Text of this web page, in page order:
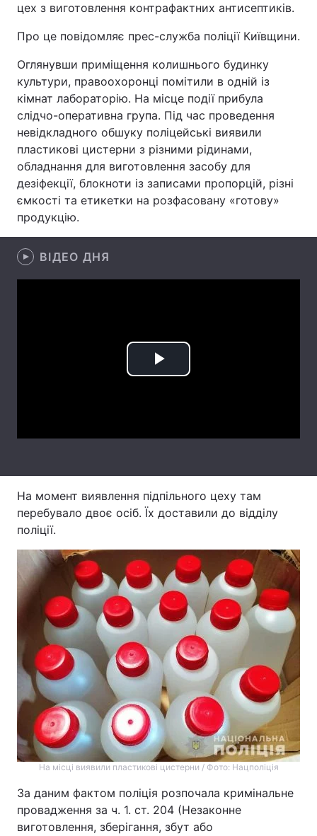
Економіка Світ
Спорт Наука
Техно і зв'язок Лайт
Зброя Інциденти
Здоров'я Туризм
Цікавинки Погода
Екологія
Лонгріди
Тема оформлення
цех з виготовлення контрафактних антисептиків.
Про це повідомляє прес-служба поліції Київщини.
Оглянувши приміщення колишнього будинку
культури, правоохоронці помітили в одній із
кімнат лабораторію. На місце події прибула
слідчо-оперативна група. Під час проведення
невідкладного обшуку поліцейські виявили
пластикові цистерни з різними рідинами,
обладнання для виготовлення засобу для
дезіфекції, блокноти із записами пропорцій, різні
ємкості та етикетки на розфасовану «готову»
продукцію.
ВІДЕО ДНЯ
Play
На момент виявлення підпільного цеху там
перебувало двоє осіб. Їх доставили до відділу
поліції.
На місці виявили пластикові цистерни / Фото: Нацполіція
За даним фактом поліція розпочала кримінальне
провадження за ч. 1. ст. 204 (Незаконне
виготовлення, зберігання, збут або